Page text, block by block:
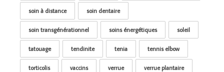
soin à distance soin dentaire
soin transgénérationnel soins énergétiques soleil
tatouage tendinite tenia tennis elbow
torticolis vaccins verrue verrue plantaire